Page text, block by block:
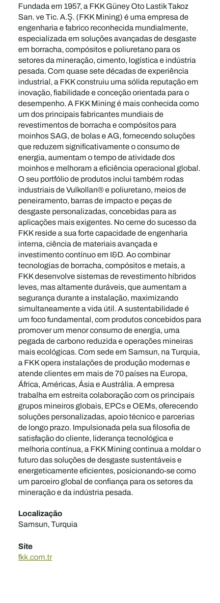
Fundada em 1957, a FKK Güney Oto Lastik Takoz
San. ve Tic. A.Ş. (FKK Mining) é uma empresa de
engenharia e fabrico reconhecida mundialmente,
especializada em soluções avançadas de desgaste
em borracha, compósitos e poliuretano para os
setores da mineração, cimento, logística e indústria
pesada. Com quase sete décadas de experiência
industrial, a FKK construiu uma sólida reputação em
inovação, fiabilidade e conceção orientada para o
desempenho. A FKK Mining é mais conhecida como
um dos principais fabricantes mundiais de
revestimentos de borracha e compósitos para
moinhos SAG, de bolas e AG, fornecendo soluções
que reduzem significativamente o consumo de
energia, aumentam o tempo de atividade dos
moinhos e melhoram a eficiência operacional global.
O seu portfólio de produtos inclui também rodas
industriais de Vulkollan® e poliuretano, meios de
peneiramento, barras de impacto e peças de
desgaste personalizadas, concebidas para as
aplicações mais exigentes. No cerne do sucesso da
FKK reside a sua forte capacidade de engenharia
interna, ciência de materiais avançada e
investimento contínuo em I&D. Ao combinar
tecnologias de borracha, compósitos e metais, a
FKK desenvolve sistemas de revestimento híbridos
leves, mas altamente duráveis, que aumentam a
segurança durante a instalação, maximizando
simultaneamente a vida útil. A sustentabilidade é
um foco fundamental, com produtos concebidos para
promover um menor consumo de energia, uma
pegada de carbono reduzida e operações mineiras
mais ecológicas. Com sede em Samsun, na Turquia,
a FKK opera instalações de produção modernas e
atende clientes em mais de 70 países na Europa,
África, Américas, Ásia e Austrália. A empresa
trabalha em estreita colaboração com os principais
grupos mineiros globais, EPCs e OEMs, oferecendo
soluções personalizadas, apoio técnico e parcerias
de longo prazo. Impulsionada pela sua filosofia de
satisfação do cliente, liderança tecnológica e
melhoria contínua, a FKK Mining continua a moldar o
futuro das soluções de desgaste sustentáveis e
energeticamente eficientes, posicionando-se como
um parceiro global de confiança para os setores da
mineração e da indústria pesada.
Localização
Samsun, Turquia
Site
fkk.com.tr